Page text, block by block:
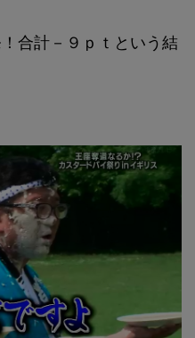
合計－９ｐｔという結